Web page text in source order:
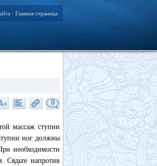
• Главная страница
0
массаж ступни
ног должны
необходимости
Сядьте напротив